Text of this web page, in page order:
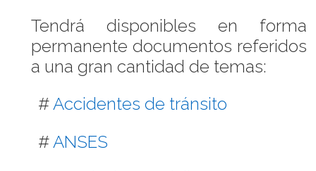
Tendrá disponibles en forma
permanente documentos referidos
a una gran cantidad de temas:
#Accidentes de tránsito
# ANSES